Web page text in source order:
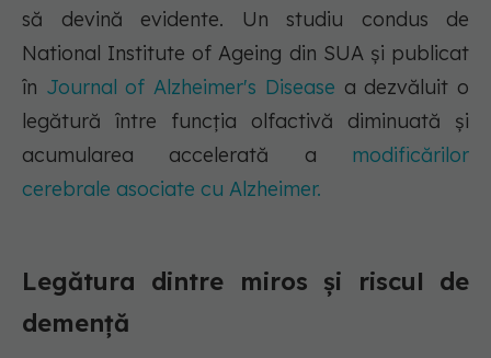
să devină evidente. Un studiu condus de
National Institute of Ageing din SUA și publicat
în Journal of Alzheimer's Disease a dezvăluit o
legătură între funcția olfactivă diminuată și
acumularea accelerată a modificărilor
cerebrale asociate cu Alzheimer.
Legătura dintre miros și riscul de
demență